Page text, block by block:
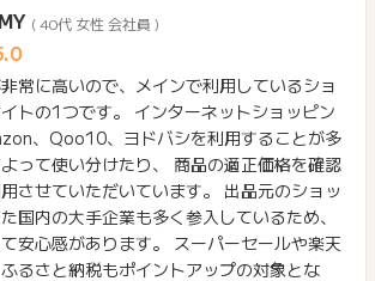
を経由して利用した場合も獲得対象となりま
らページ遷移した際に楽天市場にログインが
後に別のブラウザ（アプリ）でお買い物を
ります。
らページ遷移した際に楽天市場にログインが
、離脱したのちに別のブラウザやアプリで
は獲得対象となりませんのでご注意くださ
する調査依頼を一切お受けできません。
( 40代 女性 会社員 )
常に高いので、メインで利用しているショ
トの1つです。 インターネットショッピン
、Qoo10、ヨドバシを利用することが多
って使い分けたり、 商品の適正価格を確認
させていただいています。 出品元のショッ
国内の大手企業も多く参入しているため、
安心感があります。 スーパーセールや楽天
るさと納税もポイントアップの対象とな